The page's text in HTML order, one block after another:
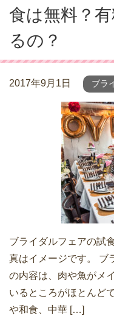
食は無料？
るの？
2017年9月1日 ブラ
ブライダルフェアの試
真はイメージです。 ブ
の内容は、肉や魚がメ
いるところがほとんど
や和食、中華 […]